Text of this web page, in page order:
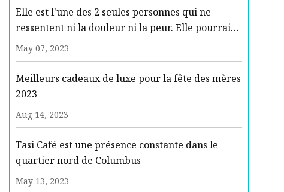
Elle est l'une des 2 seules personnes qui ne
ressentent ni la douleur ni la peur. Elle pourrait
changer le monde.
May 07, 2023
Meilleurs cadeaux de luxe pour la fête des mères
2023
Aug 14, 2023
Tasi Café est une présence constante dans le
quartier nord de Columbus
May 13, 2023